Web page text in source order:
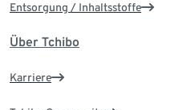
Entsorgung / Inhaltsstoffe
Über Tchibo
Karriere